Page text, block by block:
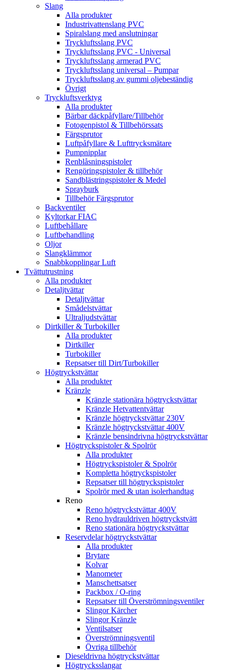
Slang
Alla produkter
Industrivattenslang PVC
Spiralslang med anslutningar
Tryckluftsslang PVC
Tryckluftsslang PVC - Universal
Tryckluftsslang armerad PVC
Tryckluftsslang universal – Pumpar
Tryckluftsslang av gummi oljebeständig
Övrigt
Tryckluftsverktyg
Alla produkter
Bärbar däckpåfyllare/Tillbehör
Fotogenpistol & Tillbehörssats
Färgsprutor
Luftpåfyllare & Lufttrycksmätare
Pumpnipplar
Renblåsningspistoler
Rengöringspistoler & tillbehör
Sandblästringspistoler & Medel
Sprayburk
Tillbehör Färgsprutor
Backventiler
Kyltorkar FIAC
Luftbehållare
Luftbehandling
Oljor
Slangklämmor
Snabbkopplingar Luft
Tvättutrustning
Alla produkter
Detaljtvättar
Detaljtvättar
Smådelstvättar
Ultraljudstvättar
Dirtkiller & Turbokiller
Alla produkter
Dirtkiller
Turbokiller
Repsatser till Dirt/Turbokiller
Högtryckstvättar
Alla produkter
Kränzle
Kränzle stationära högtryckstvättar
Kränzle Hetvattentvättar
Kränzle högtryckstvättar 230V
Kränzle högtryckstvättar 400V
Kränzle bensindrivna högtryckstvättar
Högtryckspistoler & Spolrör
Alla produkter
Högtryckspistoler & Spolrör
Kompletta högtryckspistoler
Repsatser till högtryckspistoler
Spolrör med & utan isolerhandtag
Reno
Reno högtryckstvättar 400V
Reno hydrauldriven högtryckstvätt
Reno stationära högtryckstvättar
Reservdelar högtryckstvättar
Alla produkter
Brytare
Kolvar
Manometer
Manschettsatser
Packbox / O-ring
Repsatser till Överströmningsventiler
Slingor Kärcher
Slingor Kränzle
Ventilsatser
Överströmningsventil
Övriga tillbehör
Dieseldrivna högtryckstvättar
Högtrycksslangar